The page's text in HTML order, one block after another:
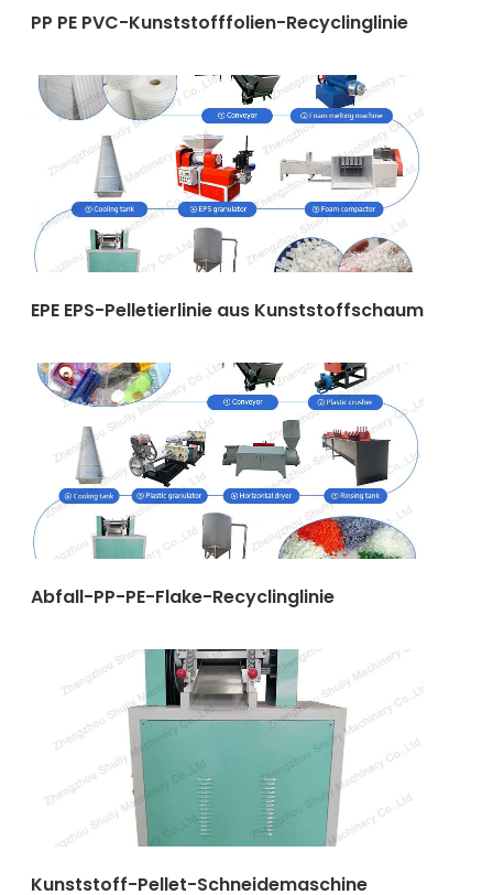
PP PE PVC-Kunststofffolien-Recyclinglinie
EPE EPS-Pelletierlinie aus Kunststoffschaum
Abfall-PP-PE-Flake-Recyclinglinie
Kunststoff-Pellet-Schneidemaschine